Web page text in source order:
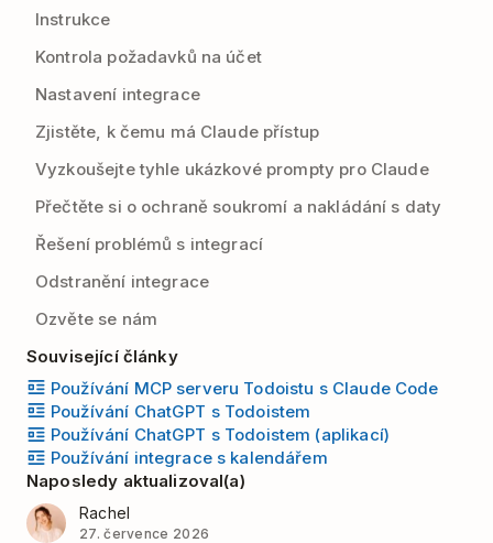
Instrukce
Kontrola požadavků na účet
Nastavení integrace
Zjistěte, k čemu má Claude přístup
Vyzkoušejte tyhle ukázkové prompty pro Claude
Přečtěte si o ochraně soukromí a nakládání s daty
Řešení problémů s integrací
Odstranění integrace
Ozvěte se nám
Související články
Používání MCP serveru Todoistu s Claude Code
Používání ChatGPT s Todoistem
Používání ChatGPT s Todoistem (aplikací)
Používání integrace s kalendářem
Naposledy aktualizoval(a)
Rachel
27. července 2026